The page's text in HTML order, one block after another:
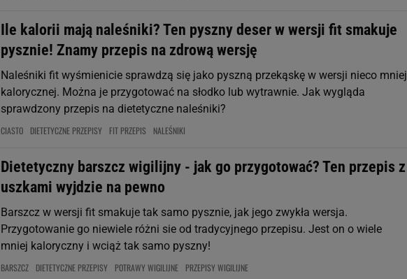
Ile kalorii mają naleśniki? Ten pyszny deser w wersji fit smakuje
pysznie! Znamy przepis na zdrową wersję
Naleśniki fit wyśmienicie sprawdzą się jako pyszną przekąskę w wersji nieco mniej
kalorycznej. Można je przygotować na słodko lub wytrawnie. Jak wygląda
sprawdzony przepis na dietetyczne naleśniki?
CIASTO DIETETYCZNE PRZEPISY FIT PRZEPIS NALEŚNIKI
Dietetyczny barszcz wigilijny - jak go przygotować? Ten przepis z
uszkami wyjdzie na pewno
Barszcz w wersji fit smakuje tak samo pysznie, jak jego zwykła wersja.
Przygotowanie go niewiele różni sie od tradycyjnego przepisu. Jest on o wiele
mniej kaloryczny i wciąż tak samo pyszny!
BARSZCZ DIETETYCZNE PRZEPISY POTRAWY WIGILIJNE PRZEPISY WIGILIJNE